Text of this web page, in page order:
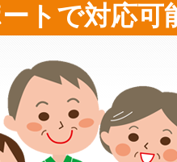
トで対応可